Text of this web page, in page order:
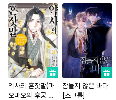
약사의 혼잣말(마
오마오의 후궁 수
잠들지 않은 바다
[스크롤]